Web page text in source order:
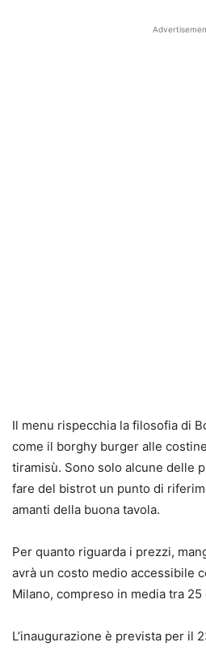
Il menu rispecchia la filosofia di
come il borghy burger alle
tiramisù. Sono solo alcune delle
fare del bistrot un punto di
amanti della buona tavola.
Per quanto riguarda i prezzi,
avrà un costo medio accessibile
Milano, compreso in media tra 25
L’inaugurazione è prevista per il